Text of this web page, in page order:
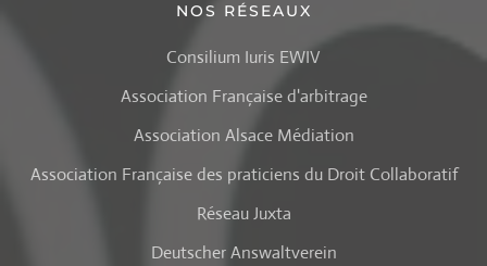
NOS RÉSEAUX
Consilium Iuris EWIV
Association Française d'arbitrage
Association Alsace Médiation
Association Française des praticiens du Droit Collaboratif
Réseau Juxta
Deutscher Answaltverein